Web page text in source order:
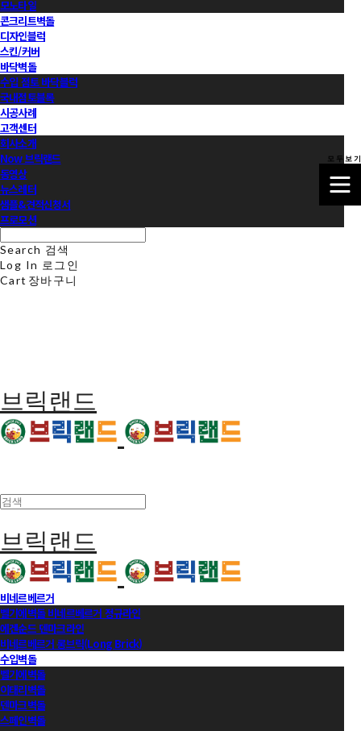
모노타일
콘크리트벽돌
디자인블럭
스킨/커버
바닥벽돌
수입 점토 바닥블럭
국내점토블록
시공사례
고객센터
회사소개
Now 브릭랜드
동영상
뉴스레터
샘플&견적신청서
프로모션
Search 검색
Log In 로그인
Cart 장바구니
브릭랜드
브릭랜드
비네르베르거
벨기에벽돌 비네르베르거 정규라인
에겐순드 덴마크라인
비네르베르거 롱브릭(Long Brick)
수입벽돌
벨기에벽돌
이태리벽돌
덴마크벽돌
스페인벽돌
모 두 보 기